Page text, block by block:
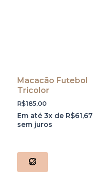
Macacão Futebol
Tricolor
R$185,00
Em até 3x de R$61,67
sem juros